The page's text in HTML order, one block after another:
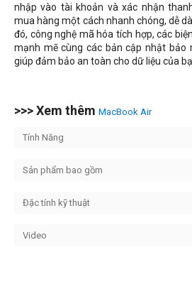
nhập vào tài khoản và xác nhận
mua hàng một cách nhanh chóng, dễ
đó, công nghệ mã hóa tích hợp, các
mạnh mẽ cùng các bản cập nhật
giúp đảm bảo an toàn cho dữ liệu của
>>> Xem thêm MacBook Air
Tính Năng
Sản phẩm bao gồm
Đặc tính kỹ thuật
Video